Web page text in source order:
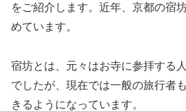
をご紹介します。近年、京都の宿
めています。
宿坊とは、元々はお寺に参拝する
でしたが、現在では一般の旅行者
きるようになっています。